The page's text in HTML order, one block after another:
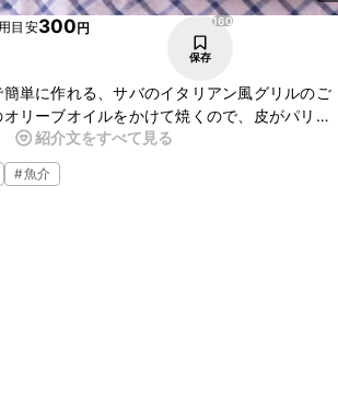
目安300円
160
保存
単に作れる、サバのイタリアン風グリルのご
リーブオイルをかけて焼くので、皮がパリッ
。おかずの一品としても、お酒のおつまみとし
お試しください。
紹介文をすべて見る
#魚介